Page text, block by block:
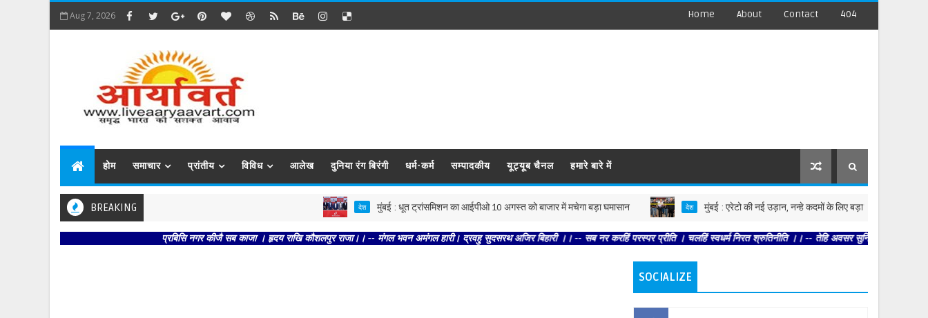
Aug 7, 2026 Home About Contact 404
होम समाचार प्रांतीय विविध आलेख दुनिया रंग बिरंगी धर्म-कर्म सम्पादकीय यूट्यूब चैनल हमारे बारे में
BREAKING देश मुंबई : धूत ट्रांसमिशन का आईपीओ 10 अगस्त को बाजार में मचेगा बड़ा घमासान देश मुंबई : एरेटो की नई उड़ान, नन्हे कदमों के लिए बड़ा फैशन स्टेटमेंट
प्रबिसि नगर कीजै सब काजा । हृदय राखि कौशलपुर राजा।। -- मंगल भवन अमंगल हारी। द्रवहु सुदसरथ अजिर बिहारी ।। -- सब नर करहिं परस्पर प्रीति । चलहिं स्वधर्म निरत श्रुतिनीति ।। -- तेहि अवसर सुनि शिव धनु भंगा ।
SOCIALIZE